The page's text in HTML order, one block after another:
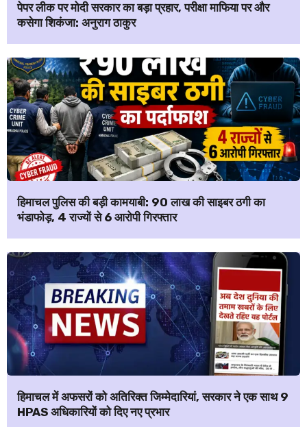
पेपर लीक पर मोदी सरकार का बड़ा प्रहार, परीक्षा माफिया पर और
कसेगा शिकंजा: अनुराग ठाकुर
हिमाचल पुलिस की बड़ी कामयाबी: ₹90 लाख की साइबर ठगी का
भंडाफोड़, 4 राज्यों से 6 आरोपी गिरफ्तार
हिमाचल में अफसरों को अतिरिक्त जिम्मेदारियां, सरकार ने एक साथ 9
HPAS अधिकारियों को दिए नए प्रभार